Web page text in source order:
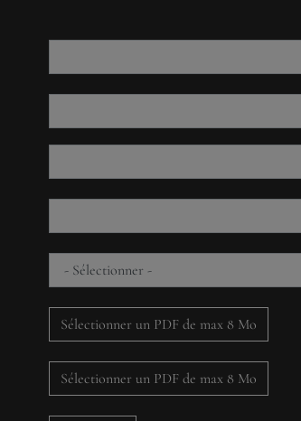
Sélectionner un PDF de max 8 Mo
Sélectionner un PDF de max 8 Mo